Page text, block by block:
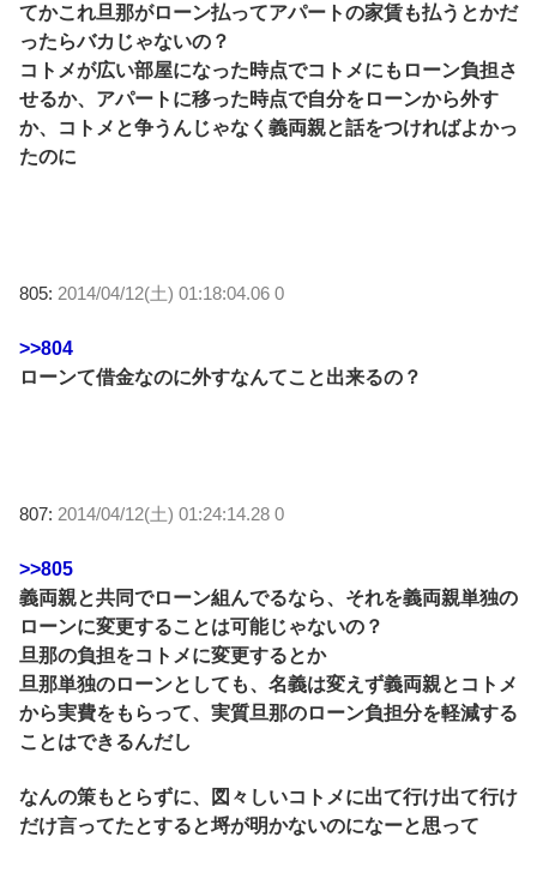
てかこれ旦那がローン払ってアパートの家賃も払うとかだ
ったらバカじゃないの？
コトメが広い部屋になった時点でコトメにもローン負担さ
せるか、アパートに移った時点で自分をローンから外す
か、コトメと争うんじゃなく義両親と話をつければよかっ
たのに
805: 2014/04/12(土) 01:18:04.06 0
>>804
ローンて借金なのに外すなんてこと出来るの？
807: 2014/04/12(土) 01:24:14.28 0
>>805
義両親と共同でローン組んでるなら、それを義両親単独の
ローンに変更することは可能じゃないの？
旦那の負担をコトメに変更するとか
旦那単独のローンとしても、名義は変えず義両親とコトメ
から実費をもらって、実質旦那のローン負担分を軽減する
ことはできるんだし
なんの策もとらずに、図々しいコトメに出て行け出て行け
だけ言ってたとすると埒が明かないのになーと思って